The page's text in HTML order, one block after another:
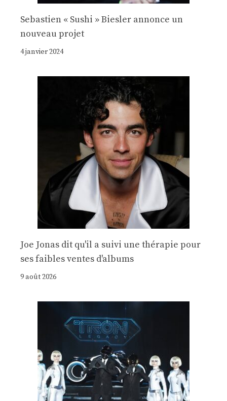
Sebastien « Sushi » Biesler annonce un
nouveau projet
4 janvier 2024
Joe Jonas dit qu'il a suivi une thérapie pour
ses faibles ventes d'albums
9 août 2026